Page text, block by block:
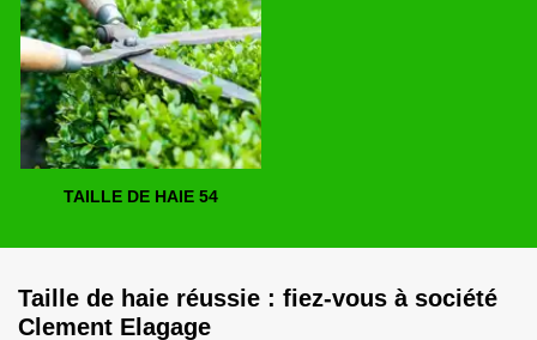
TAILLE DE HAIE 54
Taille de haie réussie : fiez-vous à société
Clement Elagage